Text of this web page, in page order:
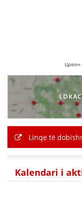
Црвен
Linqe të
Kalendari i